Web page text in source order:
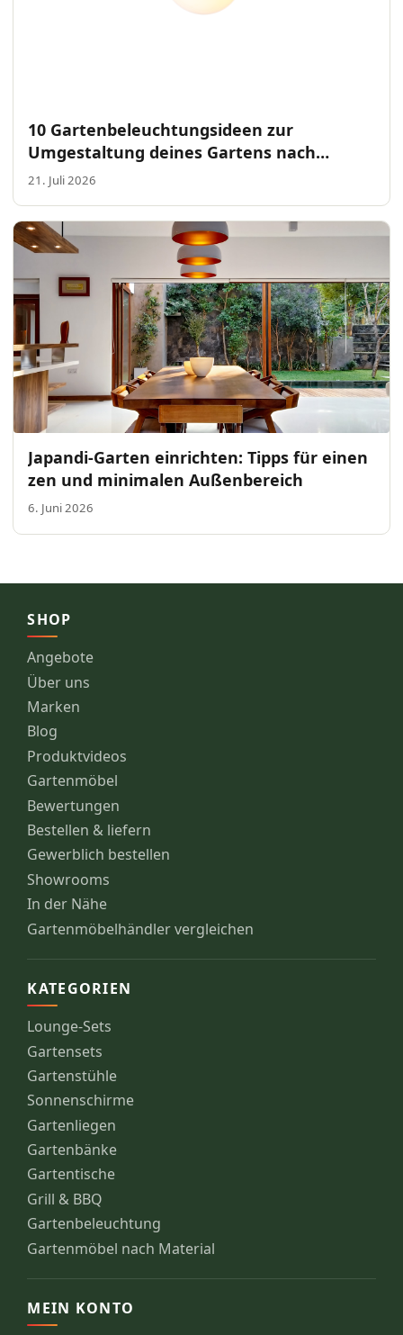
10 Gartenbeleuchtungsideen zur
Umgestaltung deines Gartens nach
Sonnenuntergang
21. Juli 2026
Japandi-Garten einrichten: Tipps für einen
zen und minimalen Außenbereich
6. Juni 2026
SHOP
Angebote
Über uns
Marken
Blog
Produktvideos
Gartenmöbel
Bewertungen
Bestellen & liefern
Gewerblich bestellen
Showrooms
In der Nähe
Gartenmöbelhändler vergleichen
KATEGORIEN
Lounge-Sets
Gartensets
Gartenstühle
Sonnenschirme
Gartenliegen
Gartenbänke
Gartentische
Grill & BBQ
Gartenbeleuchtung
Gartenmöbel nach Material
MEIN KONTO